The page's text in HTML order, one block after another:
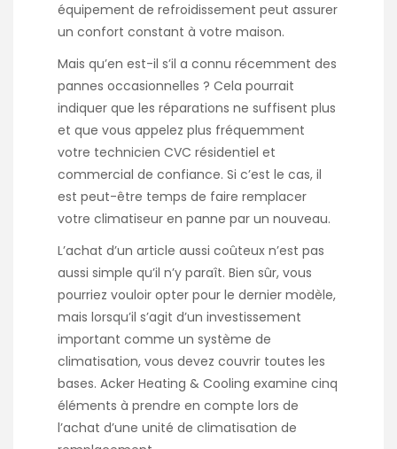
équipement de refroidissement peut assurer
un confort constant à votre maison.
Mais qu’en est-il s’il a connu récemment des
pannes occasionnelles ? Cela pourrait
indiquer que les réparations ne suffisent plus
et que vous appelez plus fréquemment
votre technicien CVC résidentiel et
commercial de confiance. Si c’est le cas, il
est peut-être temps de faire remplacer
votre climatiseur en panne par un nouveau.
L’achat d’un article aussi coûteux n’est pas
aussi simple qu’il n’y paraît. Bien sûr, vous
pourriez vouloir opter pour le dernier modèle,
mais lorsqu’il s’agit d’un investissement
important comme un système de
climatisation, vous devez couvrir toutes les
bases. Acker Heating & Cooling examine cinq
éléments à prendre en compte lors de
l’achat d’une unité de climatisation de